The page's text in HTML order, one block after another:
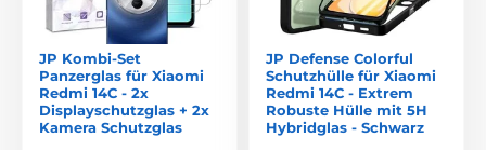
JP Kombi-Set
Panzerglas für Xiaomi
Redmi 14C - 2x
Displayschutzglas + 2x
Kamera Schutzglas
JP Defense Colorful
Schutzhülle für Xiaomi
Redmi 14C - Extrem
Robuste Hülle mit 5H
Hybridglas - Schwarz